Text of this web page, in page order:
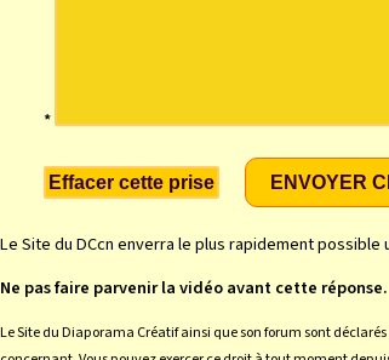
*
Le Site du DCcn enverra le plus rapidement
Ne pas faire parvenir la vidéo avant cette réponse.
Le Site du Diaporama Créatif ainsi que son forum sont